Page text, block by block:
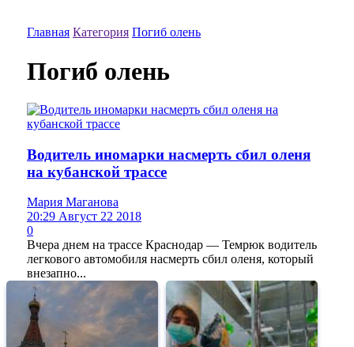
Главная Категория Погиб олень
Погиб олень
Водитель иномарки насмерть сбил оленя
на кубанской трассе
Мария Маганова
20:29 Август 22 2018
0
Вчера днем на трассе Краснодар — Темрюк водитель
легкового автомобиля насмерть сбил оленя, который
внезапно...